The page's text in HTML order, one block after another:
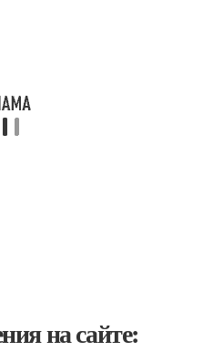
на сайте: